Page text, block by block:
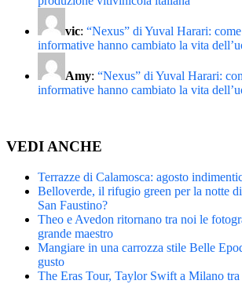
vic: “Nexus” di Yuval Harari:
informative hanno cambiato la vita
Amy: “Nexus” di Yuval Harari:
informative hanno cambiato la vita
VEDI ANCHE
Terrazze di Calamosca: agosto
Belloverde, il rifugio green per la notte
San Faustino?
Theo e Avedon ritornano tra noi le
grande maestro
Mangiare in una carrozza stile Belle
gusto
The Eras Tour, Taylor Swift a Milano